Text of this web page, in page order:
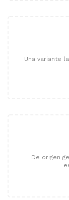
Una variante
De origen